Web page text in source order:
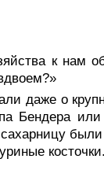
к нам
даже о
Бендера